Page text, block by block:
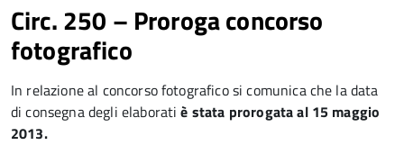
Circ. 250 – Proroga concorso
fotografico
In relazione al concorso fotografico si comunica che la data
di consegna degli elaboratiè stata prorogata al 15 maggio
2013.